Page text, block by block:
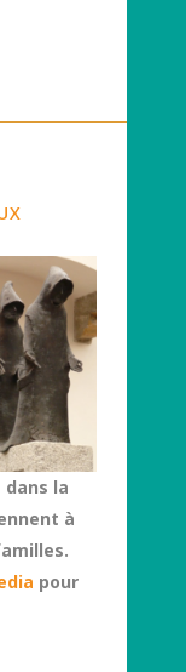
la
à
pour